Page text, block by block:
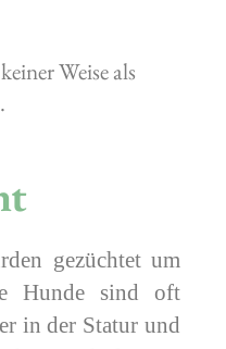
Weise als
gezüchtet um
Hunde sind oft
in der Statur und